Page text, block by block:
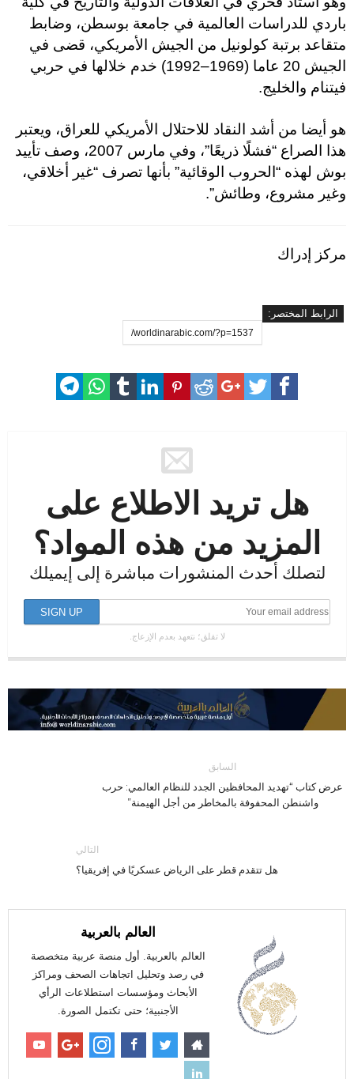
باردي للدراسات العالمية في جامعة بوسطن، وضابط
متقاعد برتبة كولونيل من الجيش الأمريكي، قضى في
الجيش 20 عاما (1969–1992) خدم خلالها في حربي
فيتنام والخليج.
هو أيضا من أشد النقاد للاحتلال الأمريكي للعراق، ويعتبر
هذا الصراع “فشلًا ذريعًا”، وفي مارس 2007، وصف تأييد
بوش لهذه “الحروب الوقائية” بأنها تصرف “غير أخلاقي،
وغير مشروع، وطائش”.
مركز إدراك
الرابط المختصر:
هل تريد الاطلاع على
المزيد من هذه المواد؟
لتصلك أحدث المنشورات مباشرة إلى إيميلك
لا تقلق؛ نتعهد بعدم الإزعاج.
السابق
عرض كتاب “تهديد المحافظين الجدد للنظام العالمي: حرب
واشنطن المحفوفة بالمخاطر من أجل الهيمنة”
التالي
هل تتقدم قطر على الرياض عسكريًا في إفريقيا؟
العالم بالعربية
العالم بالعربية. أول منصة عربية متخصصة
في رصد وتحليل اتجاهات الصحف ومراكز
الأبحاث ومؤسسات استطلاعات الرأي
الأجنبية؛ حتى تكتمل الصورة.